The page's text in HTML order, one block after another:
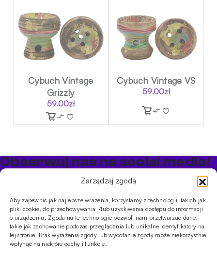
Zarządzaj zgodą
Aby zapewnić jak najlepsze wrażenia, korzystamy z technologii, takich jak
pliki cookie, do przechowywania i/lub uzyskiwania dostępu do informacji
o urządzeniu. Zgoda na te technologie pozwoli nam przetwarzać dane,
takie jak zachowanie podczas przeglądania lub unikalne identyfikatory na
tej stronie. Brak wyrażenia zgody lub wycofanie zgody może niekorzystnie
wpłynąć na niektóre cechy i funkcje.
Cybuch Vintage
Grizzly
59.00zł
Cybuch Vintage VS
59.00zł
Obserwuj nas na social media!
Bądź na bieżąco z promocjami i nowościami w sklepie
PRODUKTY
ShisheCybuchyTytonie Rozpalanie
INFORMACJE